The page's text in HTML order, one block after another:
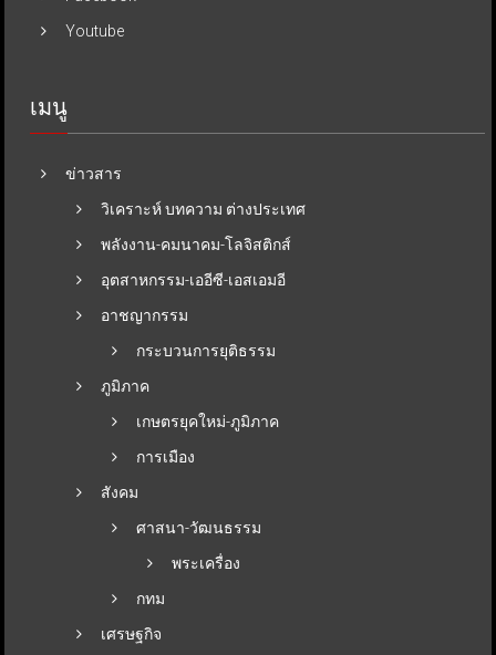
Youtube
เมนู
ข่าวสาร
วิเคราะห์ บทความ ต่างประเทศ
พลังงาน-คมนาคม-โลจิสติกส์
อุตสาหกรรม-เออีซี-เอสเอมอี
อาชญากรรม
กระบวนการยุติธรรม
ภูมิภาค
เกษตรยุคใหม่-ภูมิภาค
การเมือง
สังคม
ศาสนา-วัฒนธรรม
พระเครื่อง
กทม
เศรษฐกิจ